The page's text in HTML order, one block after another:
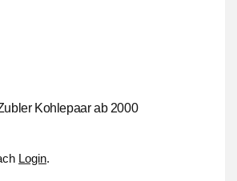
Kohlepaar ab 2000
Login.